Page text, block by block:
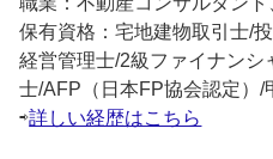
保有資格：宅地建物取引士/
経営管理士/2級ファイナンシ
士/AFP（日本FP協会認定）/
⇨詳しい経歴はこちら